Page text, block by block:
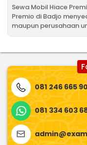
Sewa Mobil Hiace
Premio di Badjo
maupun perusahaan
081 246 665
081 334 603